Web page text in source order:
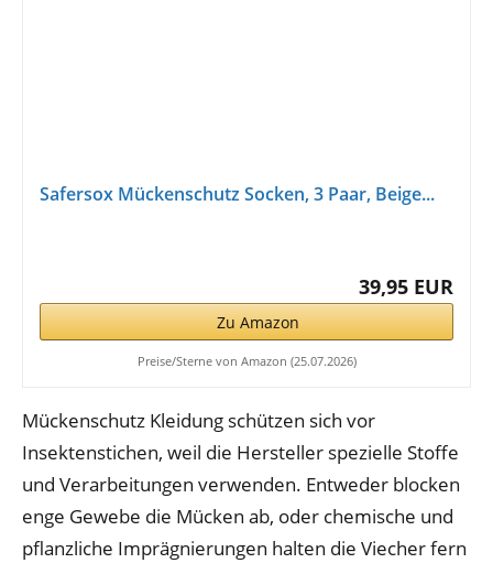
Safersox Mückenschutz Socken, 3 Paar, Beige...
39,95 EUR
Zu Amazon
Preise/Sterne von Amazon (25.07.2026)
Mückenschutz Kleidung schützen sich vor
Insektenstichen, weil die Hersteller spezielle Stoffe
und Verarbeitungen verwenden. Entweder blocken
enge Gewebe die Mücken ab, oder chemische und
pflanzliche Imprägnierungen halten die Viecher fern